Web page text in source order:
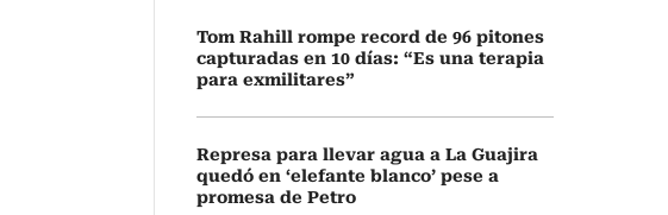
Tom Rahill rompe record de 96 pitones
capturadas en 10 días: “Es una terapia
para exmilitares”
Represa para llevar agua a La Guajira
quedó en ‘elefante blanco’ pese a
promesa de Petro